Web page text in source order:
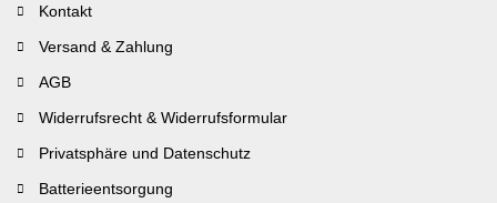
Kontakt
Versand & Zahlung
AGB
Widerrufsrecht & Widerrufsformular
Privatsphäre und Datenschutz
Batterieentsorgung